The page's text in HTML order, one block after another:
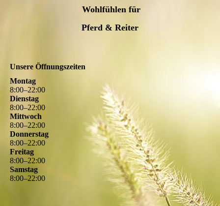
Wohlfühlen für
Pferd & Reiter
Unsere Öffnungszeiten
Montag
8:00–22:00
Dienstag
8:00–22:00
Mittwoch
8:00–22:00
Donnerstag
8:00–22:00
Freitag
8:00–22:00
Samstag
8:00–22:00